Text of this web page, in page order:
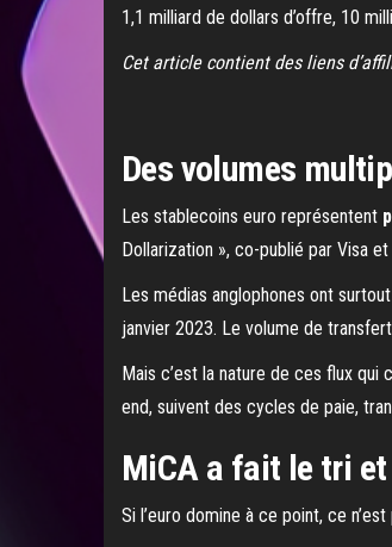
1,1 milliard de dollars d’offre, 10
Cet article contient des liens
Des volumes
Les stablecoins euro représentent
Dollarization », co-publié par Visa
Les médias anglophones ont
janvier 2023. Le volume de
Mais c’est la nature de ces flux qui
end, suivent des cycles de paie,
MiCA a fait le tri et
Si l’euro domine à ce point, ce